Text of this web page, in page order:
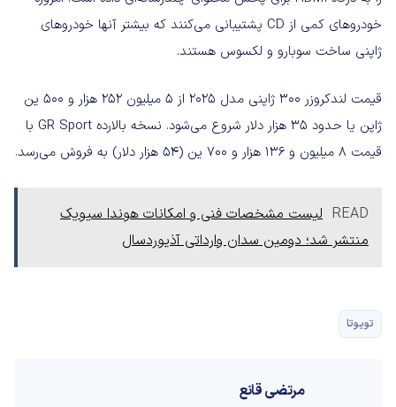
خودروهای کمی از CD پشتیبانی می‌کنند که بیشتر آنها خودروهای
ژاپنی ساخت سوبارو و لکسوس هستند.
قیمت لندکروزر ۳۰۰ ژاپنی مدل ۲۰۲۵ از ۵ میلیون ۲۵۲ هزار و ۵۰۰ ین
ژاپن یا حدود ۳۵ هزار دلار شروع می‌شود. نسخه بالارده GR Sport با
قیمت ۸ میلیون و ۱۳۶ هزار و ۷۰۰ ین (۵۴ هزار دلار) به فروش می‌رسد.
READ لیست مشخصات فنی و امکانات هوندا سیویک
منتشر شد؛ دومین سدان وارداتی آذیوردسال
تویوتا
مرتضی قانع